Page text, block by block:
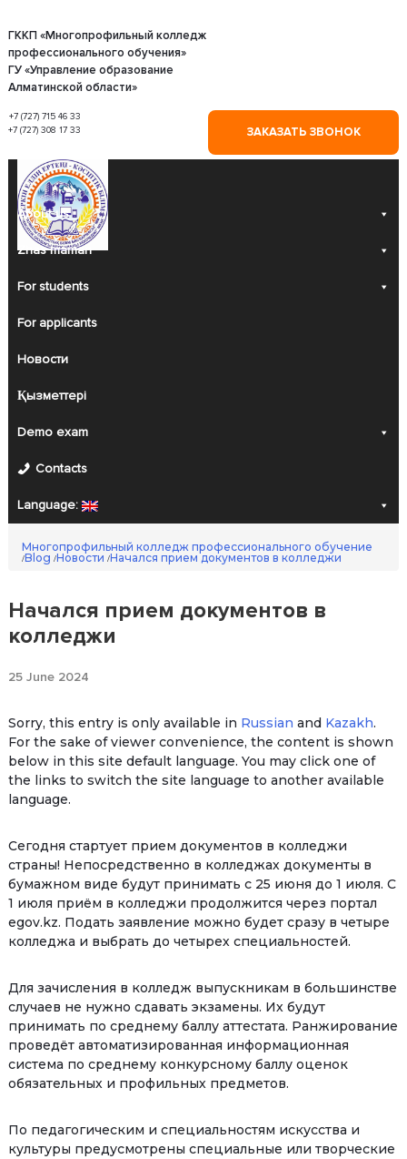
content
ГККП «Многопрофильный колледж
профессионального обучения»
ГУ «Управление образование
Алматинской области»
+7 (727) 715 46 33
+7 (727) 308 17 33
ЗАКАЗАТЬ ЗВОНОК
About us
Zhas maman
For students
For applicants
Новости
Қызметтері
Demo exam
Contacts
Language:
Многопрофильный колледж профессионального обучение
/Blog /Новости /Начался прием документов в колледжи
Начался прием документов в
колледжи
25 June 2024
Sorry, this entry is only available in Russian and Kazakh.
For the sake of viewer convenience, the content is shown
below in this site default language. You may click one of
the links to switch the site language to another available
language.
Сегодня стартует прием документов в колледжи
страны! Непосредственно в колледжах документы в
бумажном виде будут принимать с 25 июня до 1 июля. С
1 июля приём в колледжи продолжится через портал
egov.kz. Подать заявление можно будет сразу в четыре
колледжа и выбрать до четырех специальностей.
Для зачисления в колледж выпускникам в большинстве
случаев не нужно сдавать экзамены. Их будут
принимать по среднему баллу аттестата. Ранжирование
проведёт автоматизированная информационная
система по среднему конкурсному баллу оценок
обязательных и профильных предметов.
По педагогическим и специальностям искусства и
культуры предусмотрены специальные или творческие